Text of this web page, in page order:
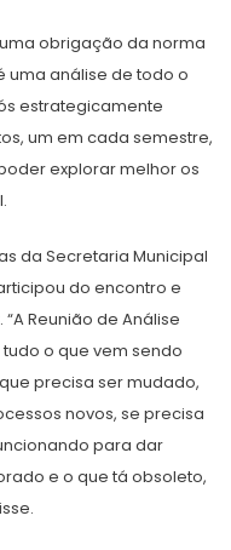
obrigação da norma
uma análise de todo o
estrategicamente
um em cada semestre,
explorar melhor os
da Secretaria Municipal
do encontro e
Reunião de Análise
o que vem sendo
precisa ser mudado,
novos, se precisa
para dar
e o que tá obsoleto,